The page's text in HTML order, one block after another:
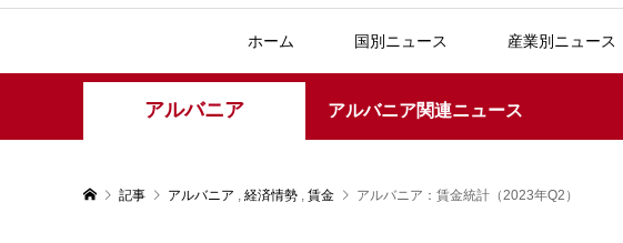
ホーム 国別ニュース 産業別ニュース
アルバニア アルバニア関連ニュース
記事 アルバニア 経済情勢 賃金 アルバニア：賃金統計（2023年Q2）